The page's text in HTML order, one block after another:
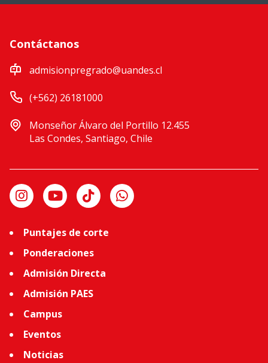
Contáctanos
admisionpregrado@uandes.cl
(+562) 26181000
Monseñor Álvaro del Portillo 12.455
Las Condes, Santiago, Chile
Puntajes de corte
Ponderaciones
Admisión Directa
Admisión PAES
Campus
Eventos
Noticias